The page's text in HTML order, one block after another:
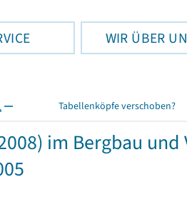
WIR ÜBER
Tabellenköpfe verschoben?
im Bergbau